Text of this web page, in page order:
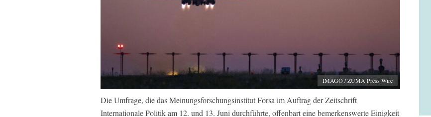
IMAGO / ZUMA Press Wire
Die Umfrage, die das Meinungsforschungsinstitut Forsa im Auftrag der Zeitschrift
Internationale Politik am 12. und 13. Juni durchführte, offenbart eine bemerkenswerte Einigkeit